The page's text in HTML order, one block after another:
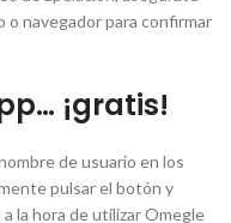
navegador para confirmar
¡gratis!
de usuario en los
pulsar el botón y
la hora de utilizar Omegle